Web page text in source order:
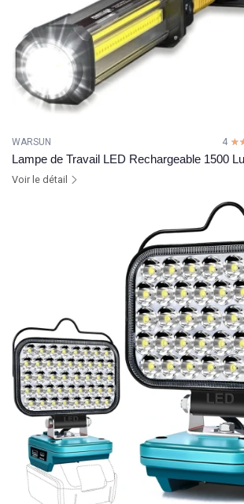
WARSUN 4
Lampe de Travail LED Rechargeable 1500
Voir le détail